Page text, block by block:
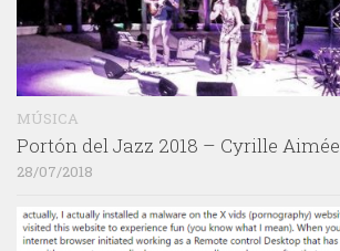
MÚSICA
Portón del Jazz 2018 – Cyrille Aimée
28/07/2018